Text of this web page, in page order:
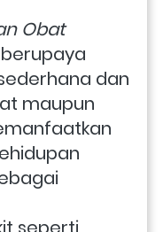
Obat
dan
maupun